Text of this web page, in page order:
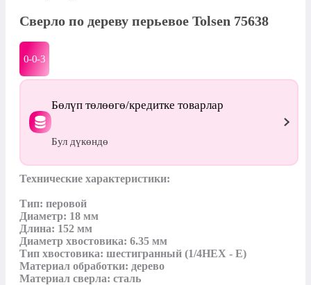
Сверло по дереву перьевое Tolsen 75638
0-0-3
Бөлүп төлөөгө/кредитке товарлар
Бул дүкөндө
Технические характеристики:
Тип: перовой
Диаметр: 18 мм
Длина: 152 мм
Диаметр хвостовика: 6.35 мм
Тип хвостовика: шестигранный (1/4HEX - E)
Материал обработки: дерево
Материал сверла: сталь